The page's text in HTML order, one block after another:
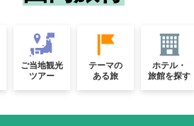
ご当地観光
ツアー
テーマの
ある旅
ホテル・
旅館を探す